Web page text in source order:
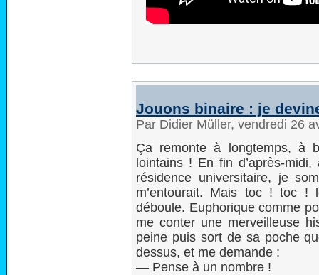
Jouons binaire : je
Par Didier Müller, vendredi 26
Ça remonte à longtemps, à
lointains ! En fin d’après-
résidence universitaire, je
m’entourait. Mais toc ! toc
déboule. Euphorique comme
me conter une merveilleuse
peine puis sort de sa poche
dessus, et me demande :
— Pense à un nombre !